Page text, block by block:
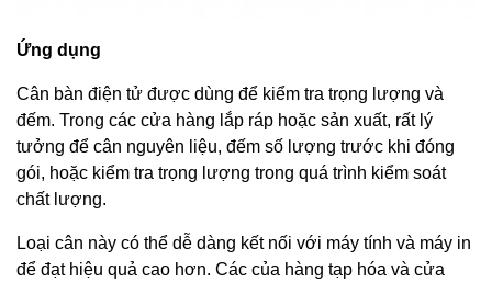
Ứng dụng
Cân bàn điện tử được dùng để kiểm tra trọng lượng và
đếm. Trong các cửa hàng lắp ráp hoặc sản xuất, rất lý
tưởng để cân nguyên liệu, đếm số lượng trước khi đóng
gói, hoặc kiểm tra trọng lượng trong quá trình kiểm soát
chất lượng.
Loại cân này có thể dễ dàng kết nối với máy tính và máy in
để đạt hiệu quả cao hơn. Các của hàng tạp hóa và cửa